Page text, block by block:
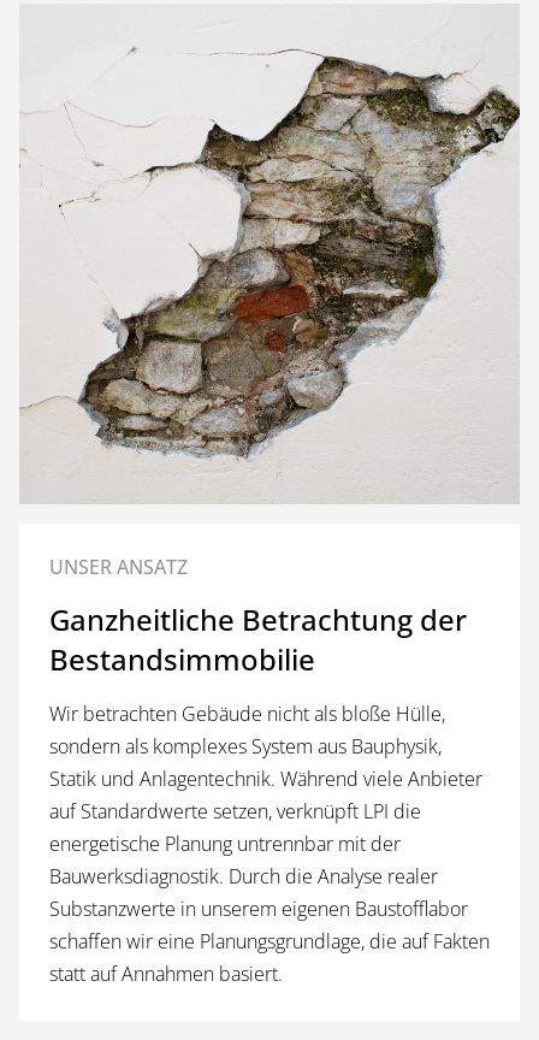
UNSER ANSATZ
Ganzheitliche Betrachtung der
Bestandsimmobilie
Wir betrachten Gebäude nicht als bloße Hülle,
sondern als komplexes System aus Bauphysik,
Statik und Anlagentechnik. Während viele Anbieter
auf Standardwerte setzen, verknüpft LPI die
energetische Planung untrennbar mit der
Bauwerksdiagnostik. Durch die Analyse realer
Substanzwerte in unserem eigenen Baustofflabor
schaffen wir eine Planungsgrundlage, die auf Fakten
statt auf Annahmen basiert.